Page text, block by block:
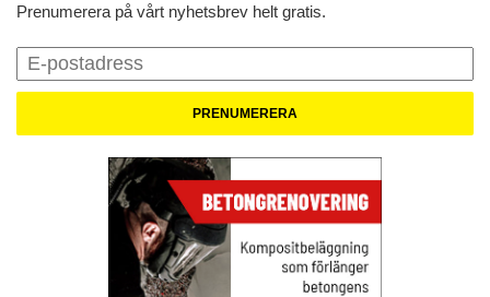
Prenumerera på vårt nyhetsbrev helt gratis.